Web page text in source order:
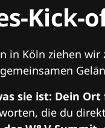
Kick-
in Köln ziehen
sie ist: Dein
die du